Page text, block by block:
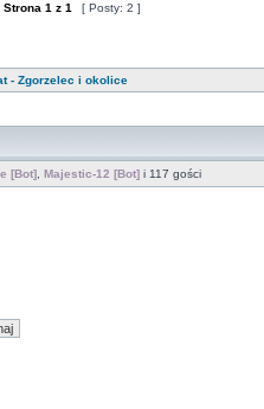
Strona 1 z 1 [ Posty: 2 ]
- Zgorzelec i okolice
[Bot] Majestic-12 [Bot] i 117 gości